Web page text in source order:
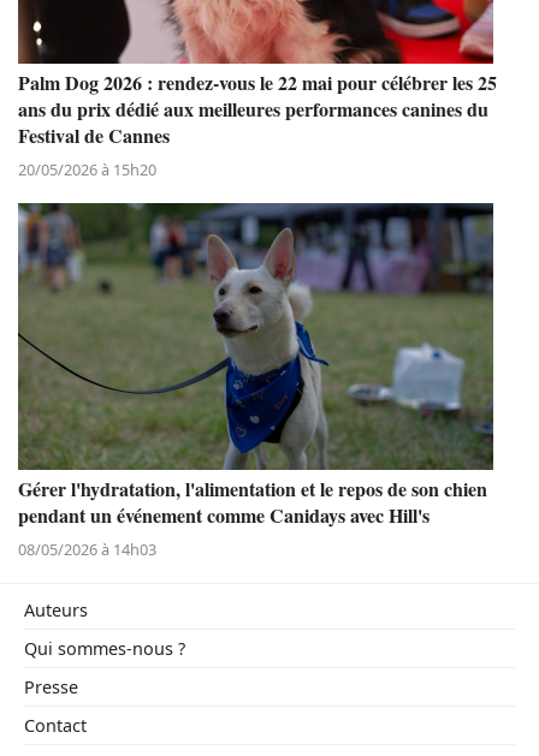
Palm Dog 2026 : rendez-vous le 22 mai pour célébrer les 25
ans du prix dédié aux meilleures performances canines du
Festival de Cannes
20/05/2026 à 15h20
Gérer l'hydratation, l'alimentation et le repos de son chien
pendant un événement comme Canidays avec Hill's
08/05/2026 à 14h03
Auteurs
Qui sommes-nous ?
Presse
Contact